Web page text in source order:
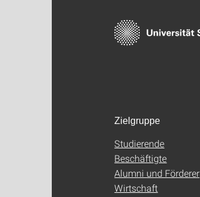
Zielgruppe
Studierende
Beschäftigte
Alumni und Förderer
Wirtschaft